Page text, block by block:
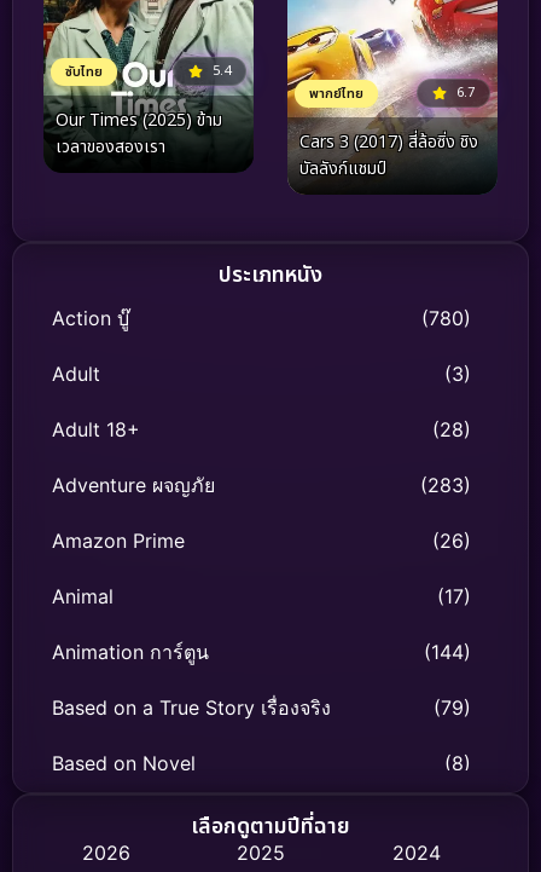
ซับไทย 5.4
Our Times (2025) ข้าม
เวลาของสองเรา
พากย์ไทย 6.7
Cars 3 (2017) สี่ล้อซิ่ง ชิง
บัลลังก์แชมป์
ประเภทหนัง
Action บู๊ (780)
Adult (3)
Adult 18+ (28)
Adventure ผจญภัย (283)
Amazon Prime (26)
Animal (17)
Animation การ์ตูน (144)
Based on a True Story เรื่องจริง (79)
Based on Novel (8)
Biography ชีวิตจริงเลือกดูตามปีที่ฉาย
2026 2025
2024